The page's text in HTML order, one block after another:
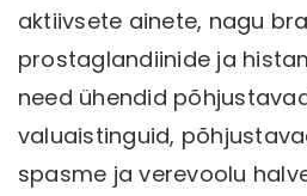
aktiivsete ainete, nagu
prostaglandiinide ja
need ühendid
valuaistinguid,
spasme ja verevoolu